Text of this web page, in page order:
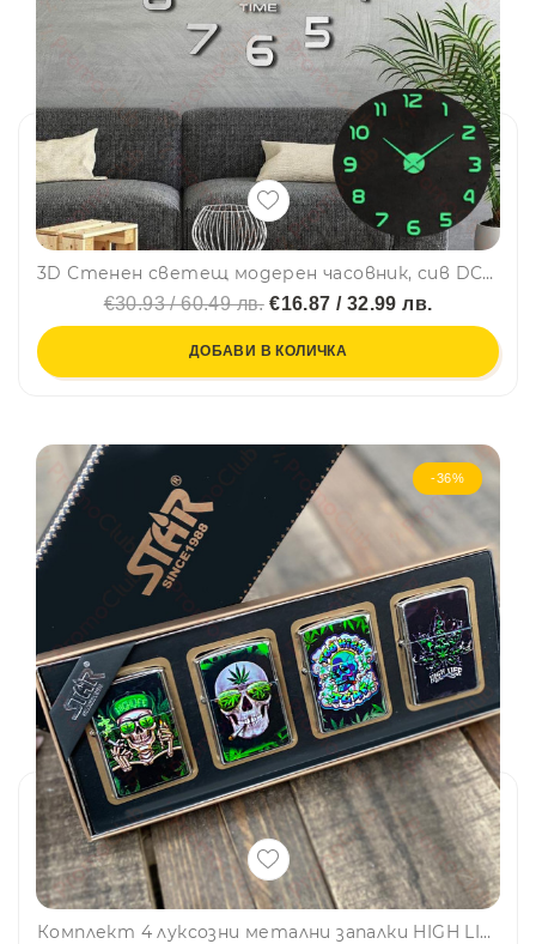
3D Стенен светещ модерен часовник, сив DC-161 - SILVER, Home Decor Clock 3D
€30.93 / 60.49 лв.€16.87 / 32.99 лв.
ДОБАВИ В КОЛИЧКА
-36%
Комплект 4 луксозни метални запалки HIGH LIFE в подаръчна кутия, бензинови, STAR®